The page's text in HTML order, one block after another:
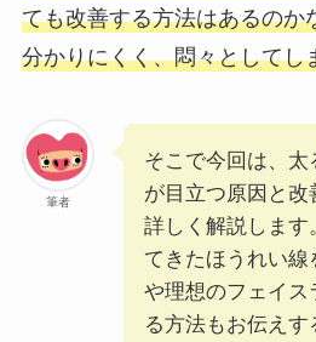
ても改善する方法はあるのか
分かりにくく、悶々としてし
筆者
そこで今回は、太
が目立つ原因と改
詳しく解説します
てきたほうれい
や理想のフェイス
る方法もお伝えす